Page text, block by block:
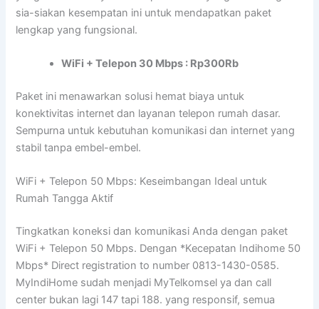
sia-siakan kesempatan ini untuk mendapatkan paket
lengkap yang fungsional.
WiFi + Telepon 30 Mbps : Rp300Rb
Paket ini menawarkan solusi hemat biaya untuk
konektivitas internet dan layanan telepon rumah dasar.
Sempurna untuk kebutuhan komunikasi dan internet yang
stabil tanpa embel-embel.
WiFi + Telepon 50 Mbps: Keseimbangan Ideal untuk
Rumah Tangga Aktif
Tingkatkan koneksi dan komunikasi Anda dengan paket
WiFi + Telepon 50 Mbps. Dengan *Kecepatan Indihome 50
Mbps* Direct registration to number 0813-1430-0585.
MyIndiHome sudah menjadi MyTelkomsel ya dan call
center bukan lagi 147 tapi 188. yang responsif, semua